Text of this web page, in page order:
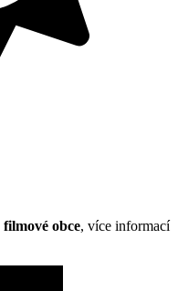
filmové obce, více informací